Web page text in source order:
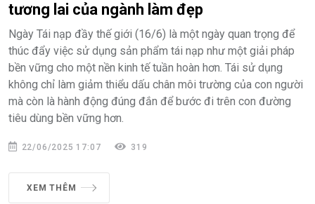
tương lai của ngành làm đẹp
Ngày Tái nạp đầy thế giới (16/6) là một ngày quan trọng để
thúc đẩy việc sử dụng sản phẩm tái nạp như một giải pháp
bền vững cho một nền kinh tế tuần hoàn hơn. Tái sử dụng
không chỉ làm giảm thiểu dấu chân môi trường của con người
mà còn là hành động đúng đắn để bước đi trên con đường
tiêu dùng bền vững hơn.
22/06/2025 17:07 319
XEM THÊM